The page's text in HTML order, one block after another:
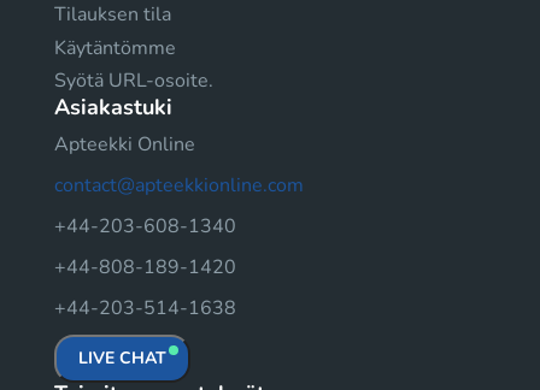
Tilauksen tila
Käytäntömme
Syötä URL-osoite.
Asiakastuki
Apteekki Online
contact@apteekkionline.com
+44-203-608-1340
+44-808-189-1420
+44-203-514-1638
LIVE CHAT